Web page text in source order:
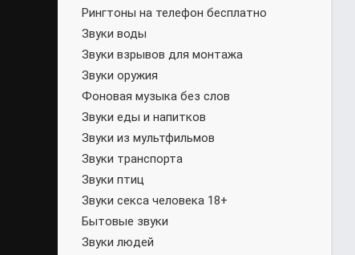
Рингтоны на телефон бесплатно
Звуки воды
Звуки взрывов для монтажа
Звуки оружия
Фоновая музыка без слов
Звуки еды и напитков
Звуки из мультфильмов
Звуки транспорта
Звуки птиц
Звуки секса человека 18+
Бытовые звуки
Звуки людей